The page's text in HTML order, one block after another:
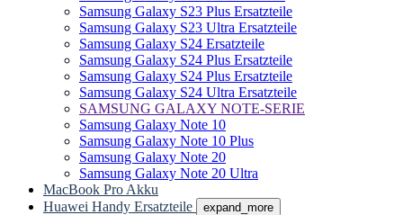
Samsung Galaxy S23 Plus Ersatzteile
Samsung Galaxy S23 Ultra Ersatzteile
Samsung Galaxy S24 Ersatzteile
Samsung Galaxy S24 Plus Ersatzteile
Samsung Galaxy S24 Plus Ersatzteile
Samsung Galaxy S24 Ultra Ersatzteile
SAMSUNG GALAXY NOTE-SERIE
Samsung Galaxy Note 10
Samsung Galaxy Note 10 Plus
Samsung Galaxy Note 20
Samsung Galaxy Note 20 Ultra
MacBook Pro Akku
Huawei Handy Ersatzteile
expand_more